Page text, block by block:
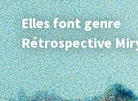
Elles font genre
Rétrospective